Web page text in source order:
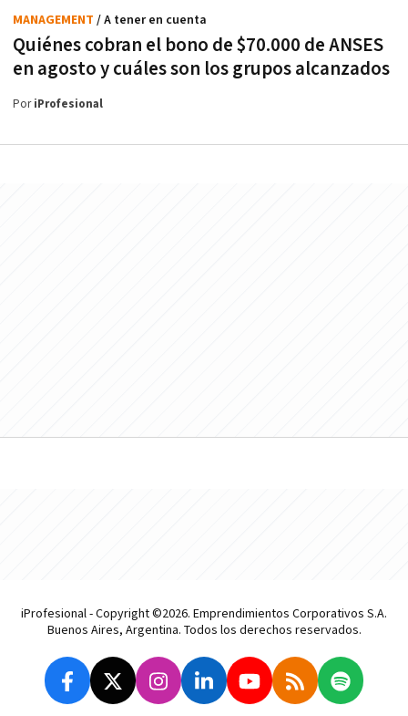
Quiénes cobran el bono de $70.000 de ANSES
en agosto y cuáles son los grupos alcanzados
MANAGEMENT / A tener en cuenta
PoriProfesional
iProfesional - Copyright ©2026. Emprendimientos Corporativos S.A.
Buenos Aires, Argentina. Todos los derechos reservados.